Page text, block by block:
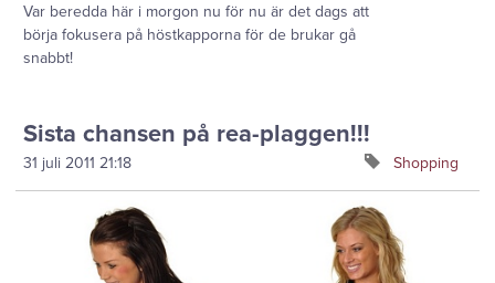
Var beredda här i morgon nu för nu är det dags att
börja fokusera på höstkapporna för de brukar gå
snabbt!
Sista chansen på rea-plaggen!!!
31 juli 2011 21:18 Shopping